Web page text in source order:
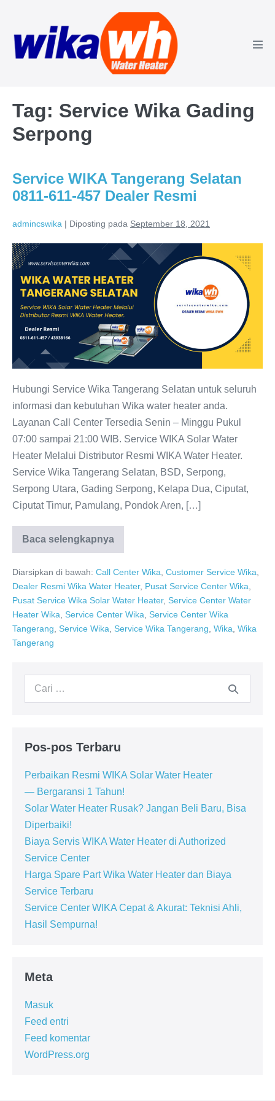
konten
Tag: Service Wika Gading
Serpong
Service WIKA Tangerang Selatan
0811-611-457 Dealer Resmi
admincswika | Diposting pada September 18, 2021
Service
WIKA
Tangerang
0811-
611-
Dealer
Resmi
Hubungi Service Wika Tangerang Selatan untuk seluruh
informasi dan kebutuhan Wika water heater anda.
Layanan Call Center Tersedia Senin – Minggu Pukul
07:00 sampai 21:00 WIB. Service WIKA Solar Water
Heater Melalui Distributor Resmi WIKA Water Heater.
Service Wika Tangerang Selatan, BSD, Serpong,
Serpong Utara, Gading Serpong, Kelapa Dua, Ciputat,
Ciputat Timur, Pamulang, Pondok Aren, […]
Baca selengkapnya
Service
WIKA
Selatan
0811-
611-
457
Dealer
Diarsipkan di bawah: Call Center Wika Customer Service Wika
Dealer Resmi Wika Water Heater, Pusat Service Center Wika
Pusat Service Wika Solar Water Heater, Service Center Water
Heater Wika
Service Center Wika
Service Center Wika
Tangerang
Service Wika Service Wika Tangerang Wika Wika
Tangerang
Pencarian
Pos-pos Terbaru
Perbaikan Resmi WIKA Solar Water Heater
— Bergaransi 1 Tahun!
Solar Water Heater Rusak? Jangan Beli Baru, Bisa
Diperbaiki!
Biaya Servis WIKA Water Heater di Authorized
Service Center
Harga Spare Part Wika Water Heater dan Biaya
Service Terbaru
Service Center WIKA Cepat & Akurat: Teknisi Ahli,
Hasil Sempurna!
Meta
Masuk
Feed entri
Feed komentar
WordPress.org